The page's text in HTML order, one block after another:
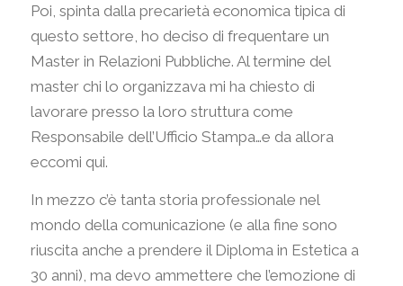
Poi, spinta dalla precarietà economica tipica di
questo settore, ho deciso di frequentare un
Master in Relazioni Pubbliche. Al termine del
master chi lo organizzava mi ha chiesto di
lavorare presso la loro struttura come
Responsabile dell’Ufficio Stampa…e da allora
eccomi qui.
In mezzo c’è tanta storia professionale nel
mondo della comunicazione (e alla fine sono
riuscita anche a prendere il Diploma in Estetica a
30 anni), ma devo ammettere che l’emozione di